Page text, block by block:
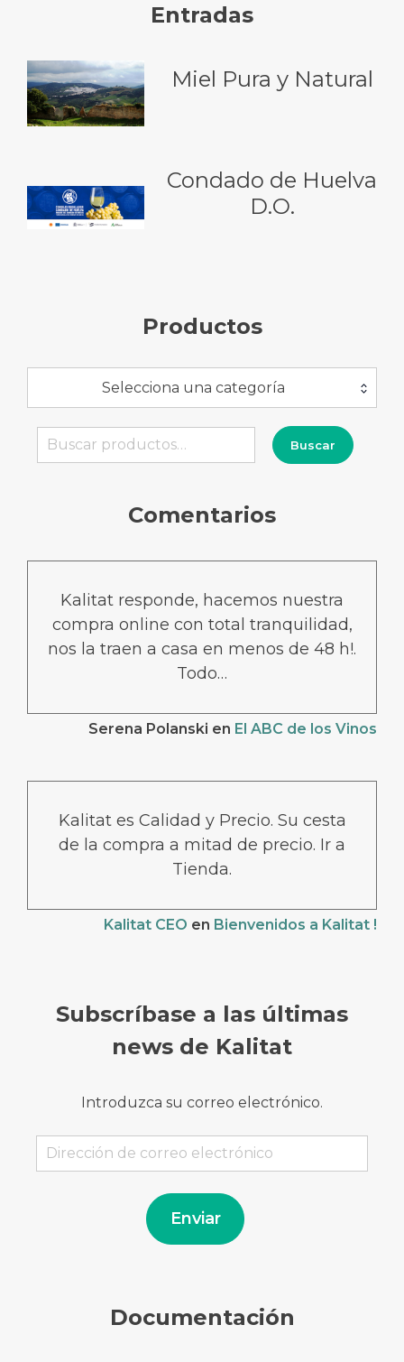
Entradas
Miel Pura y Natural
Condado de Huelva
D.O.
Productos
Selecciona una categoría
Buscar
Buscar
Comentarios
Kalitat responde, hacemos nuestra
compra online con total tranquilidad,
nos la traen a casa en menos de 48 h!.
Todo…
Serena Polanski en El ABC de los Vinos
Kalitat es Calidad y Precio. Su cesta
de la compra a mitad de precio. Ir a
Tienda.
Kalitat CEO en Bienvenidos a Kalitat !
Subscríbase a las últimas
news de Kalitat
Introduzca su correo electrónico.
Dirección
de
Enviar
Documentación